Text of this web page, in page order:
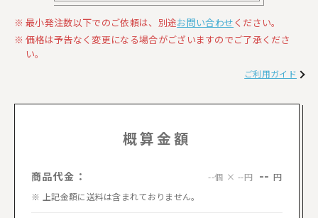
最小発注数以下でのご依頼は、別途お問い合わせください。
価格は予告なく変更になる場合がございますのでご了承くださ
い。
ご利用ガイド
概算金額
商品代金： --個 × --円 -- 円
上記金額に送料は含まれておりません。